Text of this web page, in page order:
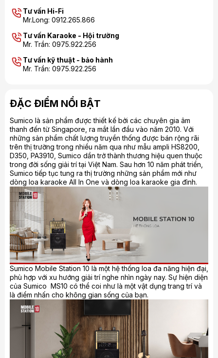
Tư vấn Hi-Fi
Mr.Long: 0912.265.866
Tư vấn Karaoke - Hội trường
Mr. Trần: 0975.922.256
Tư vấn kỹ thuật - bảo hành
Mr. Trần: 0975.922.256
ĐẶC ĐIỂM NỔI BẬT
Sumico là sản phẩm được thiết kế bởi các chuyên gia âm
thanh đến từ Singapore, ra mắt lần đầu vào năm 2010. Với
những sản phẩm chất lượng truyền thống được bán rộng rãi
trên thị trường trong nhiều năm qua như mẫu ampli HS8200,
D350, PA3910, Sumico dần trở thành thương hiệu quen thuộc
trong đời sống giải trí tại Việt Nam. Sau hơn 10 năm phát triển,
Sumico tiếp tục tung ra thị trường những sản phẩm mới như
dòng loa karaoke All In One và dòng loa karaoke gia đình.
Sumico Mobile Station 10 là một hệ thống loa đa năng hiện đại,
phù hợp với xu hướng giải trí nghe nhìn ngày nay. Sự hiện diện
của Sumico MS10 có thể coi như là một vật dụng trang trí và
là điểm nhấn cho không gian sống của bạn.